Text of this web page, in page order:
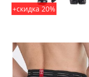
+скидка 20%